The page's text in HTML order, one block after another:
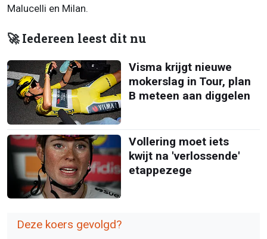
Malucelli en Milan.
🚀 Iedereen leest dit nu
Visma krijgt nieuwe
mokerslag in Tour, plan
B meteen aan diggelen
Vollering moet iets
kwijt na 'verlossende'
etappezege
Deze koers gevolgd?